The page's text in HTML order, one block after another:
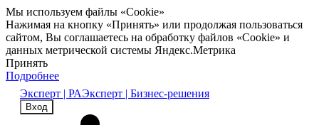
Мы используем файлы «Cookie»
Нажимая на кнопку «Принять» или продолжая пользоваться
сайтом, Вы соглашаетесь на обработку файлов «Cookie» и
данных метрической системы Яндекс.Метрика
Принять
Подробнее
Эксперт | РАЭксперт | Бизнес-решения
Вход